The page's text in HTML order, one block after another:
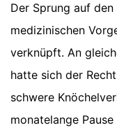
Der Sprung auf
medizinischen
verknüpft. An
hatte sich der
schwere
monatelange